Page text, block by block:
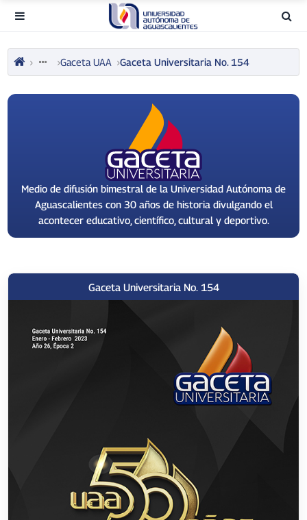
Gaceta UAA Gaceta Universitaria No. 154
Medio de difusión bimestral de la Universidad Autónoma de
Aguascalientes con 30 años de historia divulgando el
acontecer educativo, científico, cultural y deportivo.
Gaceta Universitaria No. 154